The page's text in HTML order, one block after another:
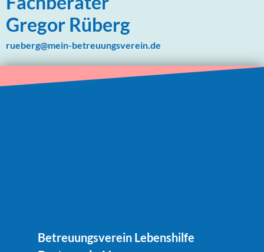
Gregor Rüberg
rueberg@mein-betreuungsverein.de
Betreuungsverein Lebenshilfe